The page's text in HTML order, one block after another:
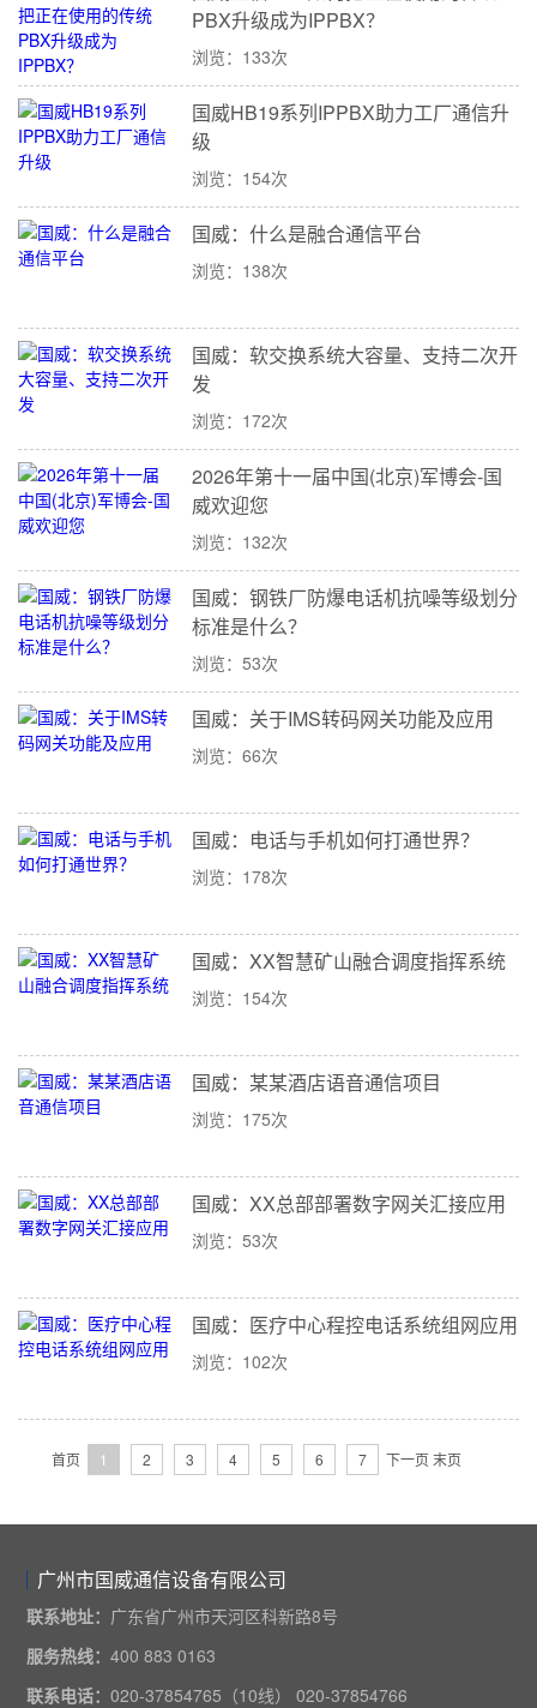
PBX升级成为IPPBX？
浏览：133次
国威HB19系列IPPBX助力工厂通信升
级
浏览：154次
国威：什么是融合通信平台
浏览：138次
国威：软交换系统大容量、支持二次开
发
浏览：172次
2026年第十一届中国(北京)军博会-国
威欢迎您
浏览：132次
国威：钢铁厂防爆电话机抗噪等级划分
标准是什么？
浏览：53次
国威：关于IMS转码网关功能及应用
浏览：66次
国威：电话与手机如何打通世界？
浏览：178次
国威：XX智慧矿山融合调度指挥系统
浏览：154次
国威：某某酒店语音通信项目
浏览：175次
国威：XX总部部署数字网关汇接应用
浏览：53次
国威：医疗中心程控电话系统组网应用
浏览：102次
首页 1 2 3 4 5 6 7 下一页末页
广州市国威通信设备有限公司
联系地址： 广东省广州市天河区科新路8号
服务热线： 400 883 0163
联系电话： 020-37854765（10线） 020-37854766